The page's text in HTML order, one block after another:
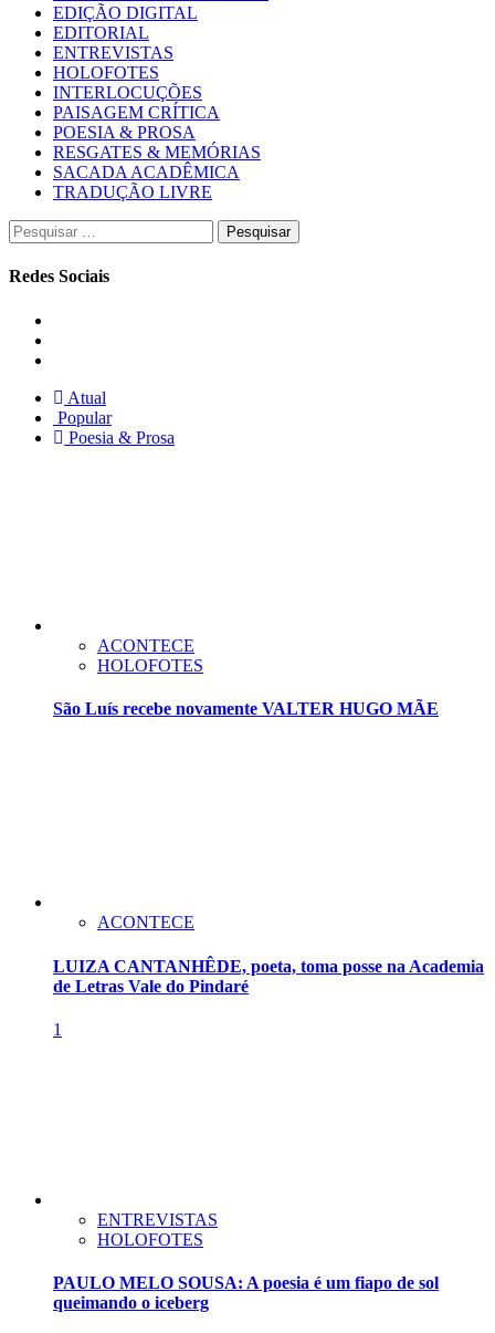
EDIÇÃO DIGITAL
EDITORIAL
ENTREVISTAS
HOLOFOTES
INTERLOCUÇÕES
PAISAGEM CRÍTICA
POESIA & PROSA
RESGATES & MEMÓRIAS
SACADA ACADÊMICA
TRADUÇÃO LIVRE
Pesquisar
por:
Redes Sociais
Atual
Popular
Poesia & Prosa
ACONTECE
HOLOFOTES
São Luís recebe novamente VALTER HUGO MÃE
ACONTECE
LUIZA CANTANHÊDE, poeta, toma posse na Academia
de Letras Vale do Pindaré
1
ENTREVISTAS
HOLOFOTES
PAULO MELO SOUSA: A poesia é um fiapo de sol
queimando o iceberg